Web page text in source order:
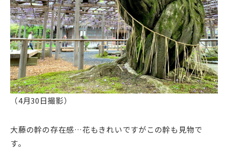
（4月30日撮影）
大藤の幹の存在感…花もきれいですがこの幹も見物で
す。